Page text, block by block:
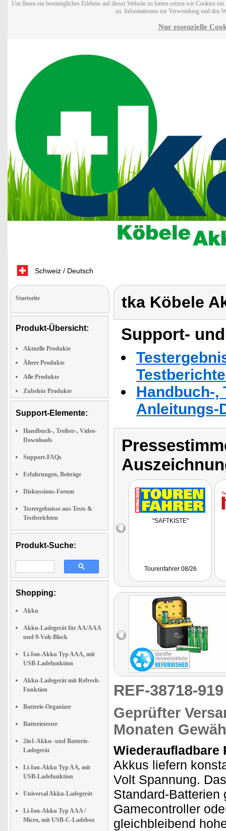
Um Ihnen ein bestmögliches Erlebnis auf dieser Website zu bieten setzen wir Cookies
zu. Informationen zur Verwendung und den
Nur essenzielle
Schweiz / Deutsch
Startseite
Produkt-Übersicht:
Aktuelle Produkte
Ältere Produkte
Alle Produkte
Zubehör Produkte
Support-Elemente:
Handbuch-, Treiber-, Video-
Downloads
Support-FAQs
Erfahrungen, Beiträge
Diskussions-Forum
Testergebnisse aus Tests &
Testberichten
Produkt-Suche:
Shopping:
Akku
Akku-Ladegerät für AA/AAA
und 9-Volt-Block
Li-Ion-Akku Typ AAA, mit
USB-Ladefunktion
Akku-Ladegerät mit Refresh-
Funktion
Batterie-Organizer
Batterietester
2in1-Akku- und Batterie-
Ladegerät
Li-Ion-Akku Typ AA, mit
USB-Ladefunktion
Universal Akku-Ladegerät
Li-Ion-Akku Typ AAA /
Micro, mit USB-C-Ladebox
tka Köbele
Support-
Handbuch-,
Anleitungs-
"SAFTKISTE"
Tourenfahrer 08/26
REF-38718-
Geprüfter
Monaten
Wiederaufladbare
Akkus liefern
Volt Spannung.
Standard-Batterien
Gamecontroller
gleichbleibend